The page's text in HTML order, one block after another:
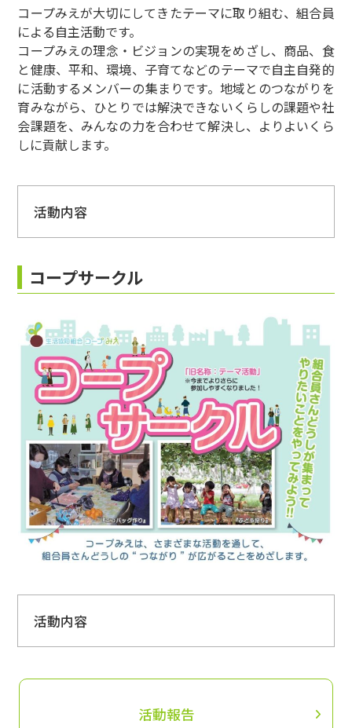
コープみえが大切にしてきたテーマに取り組む、組合員
による自主活動です。
コープみえの理念・ビジョンの実現をめざし、商品、食
と健康、平和、環境、子育てなどのテーマで自主自発的
に活動するメンバーの集まりです。地域とのつながりを
育みながら、ひとりでは解決できないくらしの課題や社
会課題を、みんなの力を合わせて解決し、よりよいくら
しに貢献します。
活動内容
5名以上
活動について
対象となる活動は、次の要件をすべて満たすもの
です。
１）活動内容（以下のいずれかを主なテーマとし
た活動であること）
商品、食と健康、平和、ユニセフ、環境、福祉、
家計、文化、食育、子育て、居場所づくり、防
災。
２）組合員5名以上が登録・参加し、継続的な活動
であること。
３）活動は「コープみえ」の名前で行います。
４）商品や活動を通じてくらしの課題を一緒に解
決する仲間（年間5名目安）を増やします。※コー
みとなります。
５）地域委員会を開催します。コープシップの代
掛け持ちは出来ません。
コープサークル
活動内容
（特定の宗教・政党の活動や、営利目的の活動で
活動報告